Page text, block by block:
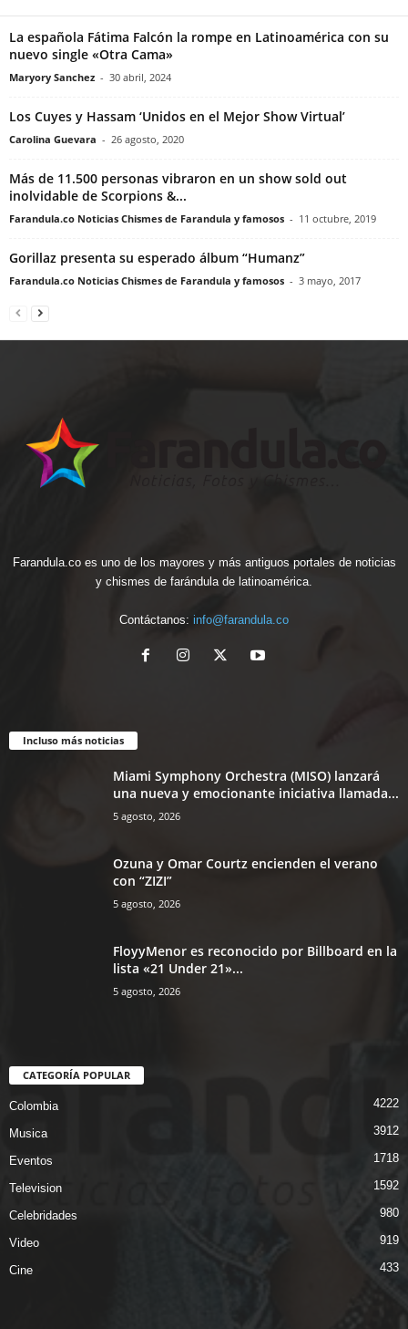
La española Fátima Falcón la rompe en Latinoamérica con su
nuevo single «Otra Cama»
Maryory Sanchez - 30 abril, 2024
Los Cuyes y Hassam ‘Unidos en el Mejor Show Virtual’
Carolina Guevara - 26 agosto, 2020
Más de 11.500 personas vibraron en un show sold out
inolvidable de Scorpions &...
Farandula.co Noticias Chismes de Farandula y famosos - 11 octubre, 2019
Gorillaz presenta su esperado álbum “Humanz”
Farandula.co Noticias Chismes de Farandula y famosos - 3 mayo, 2017
Farandula.co es uno de los mayores y más antiguos portales de noticias
y chismes de farándula de latinoamérica.
Contáctanos: info@farandula.co
Incluso más noticias
Miami Symphony Orchestra (MISO) lanzará
una nueva y emocionante iniciativa llamada...
5 agosto, 2026
Ozuna y Omar Courtz encienden el verano
con “ZIZI”
5 agosto, 2026
FloyyMenor es reconocido por Billboard en la
lista «21 Under 21»...
5 agosto, 2026
CATEGORÍA POPULAR
Colombia 4222
Musica 3912
Eventos 1718
Television 1592
Celebridades 980
Video 919
Cine 433